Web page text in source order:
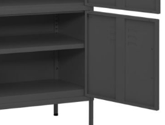
за съхранение има 2
и повдигащи крачета отдолу.
достатъчно място, където
DVD дискове,
книги и други дребни